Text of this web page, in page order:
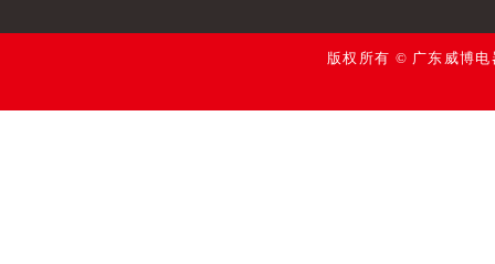
版权所有 © 广东威博